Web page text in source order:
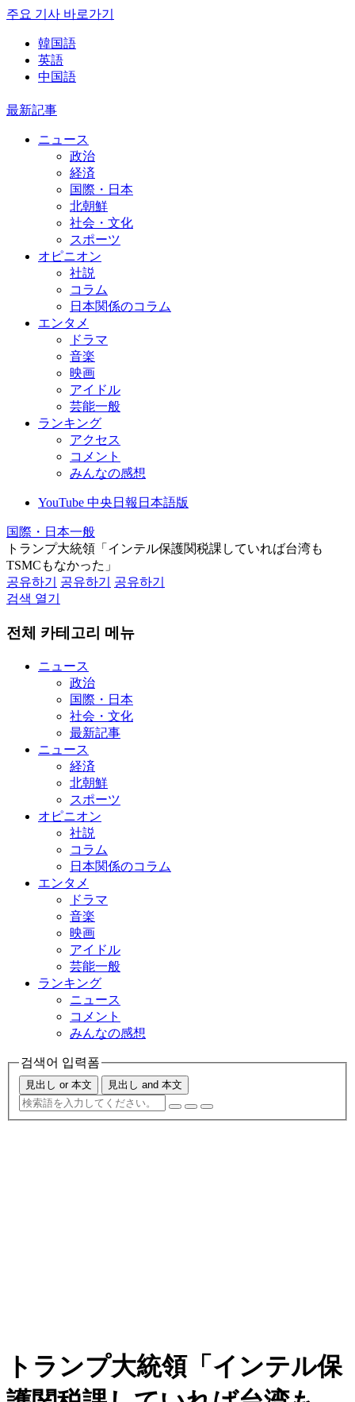
주요 기사 바로가기
韓国語
英語
中国語
最新記事
ニュース
政治
経済
国際・日本
北朝鮮
社会・文化
スポーツ
オピニオン
社説
コラム
日本関係のコラム
エンタメ
ドラマ
音楽
映画
アイドル
芸能一般
ランキング
アクセス
コメント
みんなの感想
YouTube 中央日報日本語版
国際・日本一般
トランプ大統領「インテル保護関税課していれば台湾も
TSMCもなかった」
공유하기
공유하기
공유하기
검색 열기
전체 카테고리 메뉴
ニュース
政治
国際・日本
社会・文化
最新記事
ニュース
経済
北朝鮮
スポーツ
オピニオン
社説
コラム
日本関係のコラム
エンタメ
ドラマ
音楽
映画
アイドル
芸能一般
ランキング
ニュース
コメント
みんなの感想
검색어 입력폼
見出し or 本文 見出し and 本文
トランプ大統領「インテル保